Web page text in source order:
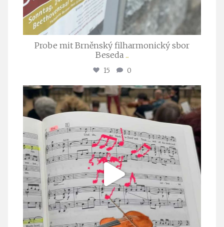
Probe mit Brněnský filharmonický sbor
Beseda ...
15 0
stuttgarter_oratorienchor
Juli 23